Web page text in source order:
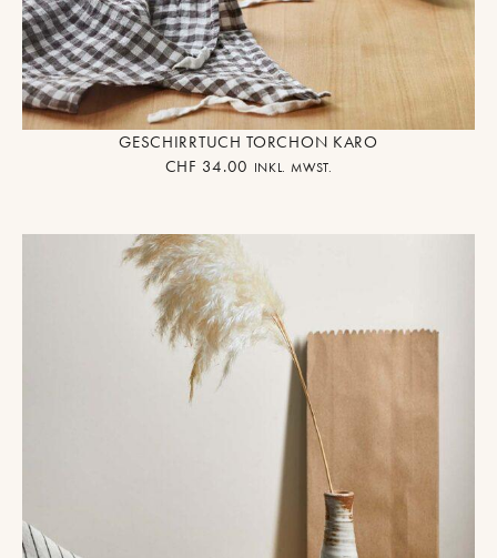
GESCHIRRTUCH TORCHON KARO
CHF 34.00 INKL. MWST.